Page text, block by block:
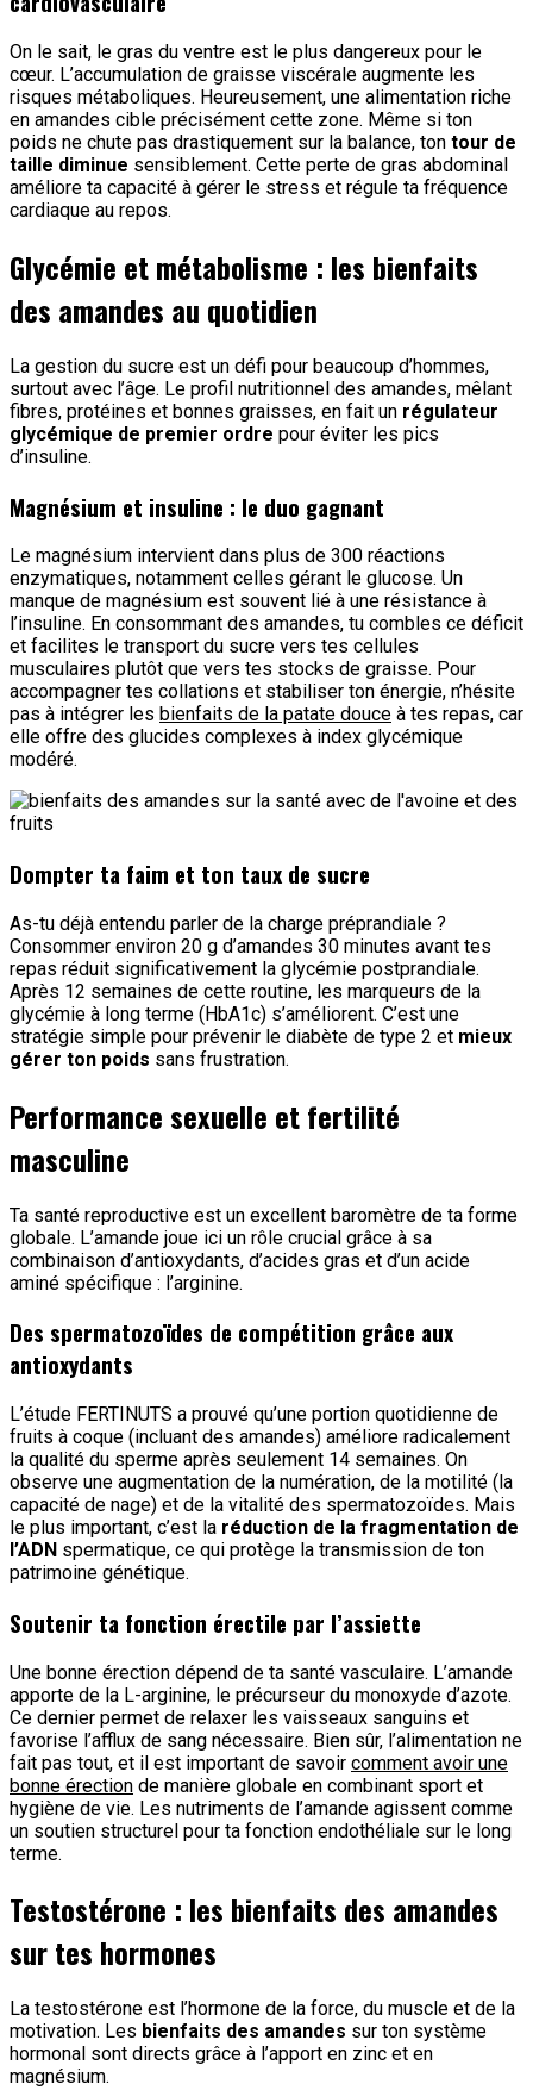
On le sait, le gras du ventre est le plus dangereux pour le
cœur. L’accumulation de graisse viscérale augmente les
risques métaboliques. Heureusement, une alimentation riche
en amandes cible précisément cette zone. Même si ton
poids ne chute pas drastiquement sur la balance, ton tour de
taille diminue sensiblement. Cette perte de gras abdominal
améliore ta capacité à gérer le stress et régule ta fréquence
cardiaque au repos.
Glycémie et métabolisme : les bienfaits
des amandes au quotidien
La gestion du sucre est un défi pour beaucoup d’hommes,
surtout avec l’âge. Le profil nutritionnel des amandes, mêlant
fibres, protéines et bonnes graisses, en fait un régulateur
glycémique de premier ordre pour éviter les pics
d’insuline.
Magnésium et insuline : le duo gagnant
Le magnésium intervient dans plus de 300 réactions
enzymatiques, notamment celles gérant le glucose. Un
manque de magnésium est souvent lié à une résistance à
l’insuline. En consommant des amandes, tu combles ce déficit
et facilites le transport du sucre vers tes cellules
musculaires plutôt que vers tes stocks de graisse. Pour
accompagner tes collations et stabiliser ton énergie, n’hésite
pas à intégrer les bienfaits de la patate douce à tes repas, car
elle offre des glucides complexes à index glycémique
modéré.
Dompter ta faim et ton taux de sucre
As-tu déjà entendu parler de la charge préprandiale ?
Consommer environ 20 g d’amandes 30 minutes avant tes
repas réduit significativement la glycémie postprandiale.
Après 12 semaines de cette routine, les marqueurs de la
glycémie à long terme (HbA1c) s’améliorent. C’est une
stratégie simple pour prévenir le diabète de type 2 et mieux
gérer ton poids sans frustration.
Performance sexuelle et fertilité
masculine
Ta santé reproductive est un excellent baromètre de ta forme
globale. L’amande joue ici un rôle crucial grâce à sa
combinaison d’antioxydants, d’acides gras et d’un acide
aminé spécifique : l’arginine.
Des spermatozoïdes de compétition grâce aux
antioxydants
L’étude FERTINUTS a prouvé qu’une portion quotidienne de
fruits à coque (incluant des amandes) améliore radicalement
la qualité du sperme après seulement 14 semaines. On
observe une augmentation de la numération, de la motilité (la
capacité de nage) et de la vitalité des spermatozoïdes. Mais
le plus important, c’est la réduction de la fragmentation de
l’ADN spermatique, ce qui protège la transmission de ton
patrimoine génétique.
Soutenir ta fonction érectile par l’assiette
Une bonne érection dépend de ta santé vasculaire. L’amande
apporte de la L-arginine, le précurseur du monoxyde d’azote.
Ce dernier permet de relaxer les vaisseaux sanguins et
favorise l’afflux de sang nécessaire. Bien sûr, l’alimentation ne
fait pas tout, et il est important de savoir comment avoir une
bonne érection de manière globale en combinant sport et
hygiène de vie. Les nutriments de l’amande agissent comme
un soutien structurel pour ta fonction endothéliale sur le long
terme.
Testostérone : les bienfaits des amandes
sur tes hormones
La testostérone est l’hormone de la force, du muscle et de la
motivation. Les bienfaits des amandes sur ton système
hormonal sont directs grâce à l’apport en zinc et en
magnésium.